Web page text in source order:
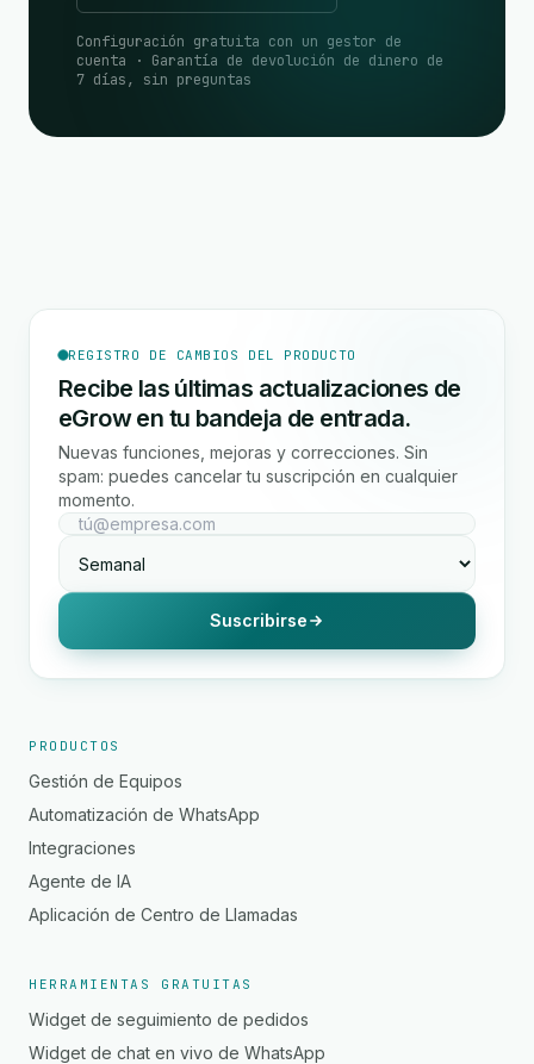
Configuración gratuita con un gestor de
cuenta · Garantía de devolución de dinero de
7 días, sin preguntas
REGISTRO DE CAMBIOS DEL PRODUCTO
Recibe las últimas actualizaciones de
eGrow en tu bandeja de entrada.
Nuevas funciones, mejoras y correcciones. Sin
spam: puedes cancelar tu suscripción en cualquier
momento.
Suscribirse
PRODUCTOS
Gestión de Equipos
Automatización de WhatsApp
Integraciones
Agente de IA
Aplicación de Centro de Llamadas
HERRAMIENTAS GRATUITAS
Widget de seguimiento de pedidos
Widget de chat en vivo de WhatsApp